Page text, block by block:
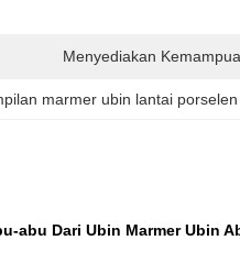
Menyediakan
marmer ubin lantai porselen
abu Dari Ubin Marmer Ubin